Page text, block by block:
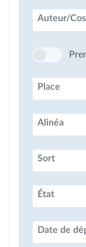
Auteur/
Place
Alinéa
Sort
État
Date de